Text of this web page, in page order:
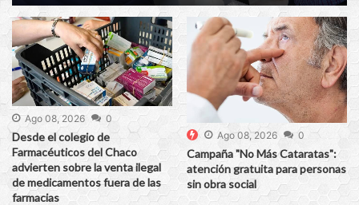
Ago 08, 2026 0
Desde el colegio de
Farmacéuticos del Chaco
advierten sobre la venta ilegal
de medicamentos fuera de las
farmacias
Ago 08, 2026 0
Campaña "No Más Cataratas":
atención gratuita para personas
sin obra social